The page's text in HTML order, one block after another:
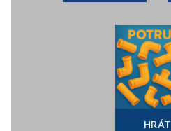
HRÁT